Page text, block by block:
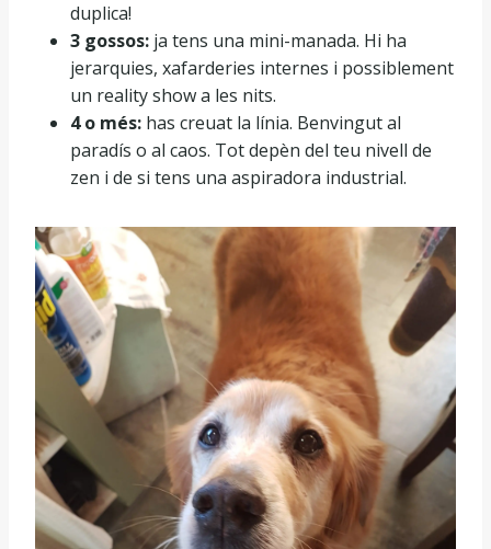
duplica!
3 gossos: ja tens una mini-manada. Hi ha
jerarquies, xafarderies internes i possiblement
un reality show a les nits.
4 o més: has creuat la línia. Benvingut al
paradís o al caos. Tot depèn del teu nivell de
zen i de si tens una aspiradora industrial.